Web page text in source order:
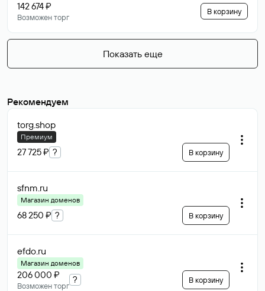
142 674 ₽
Возможен торг
В корзину
Показать еще
Рекомендуем
torg.shop
Премиум
27 725 ₽ ? В корзину
sfnm.ru
Магазин доменов
68 250 ₽ ? В корзину
efdo.ru
Магазин доменов
206 000 ₽
Возможен торг
? В корзину